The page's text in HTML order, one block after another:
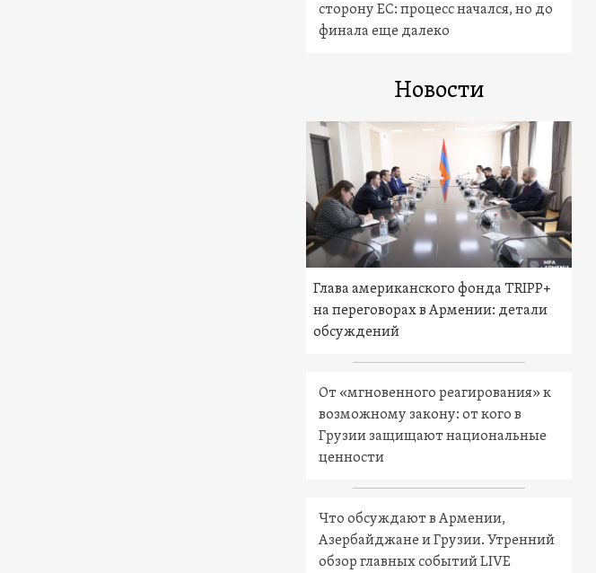
сторону ЕС: процесс начался, но до
финала еще далеко
Новости
Глава американского фонда TRIPP+
на переговорах в Армении: детали
обсуждений
От «мгновенного реагирования» к
возможному закону: от кого в
Грузии защищают национальные
ценности
Что обсуждают в Армении,
Азербайджане и Грузии. Утренний
обзор главных событий LIVE